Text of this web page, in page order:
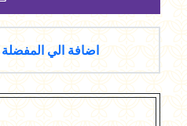
اضافة الي المفضلة